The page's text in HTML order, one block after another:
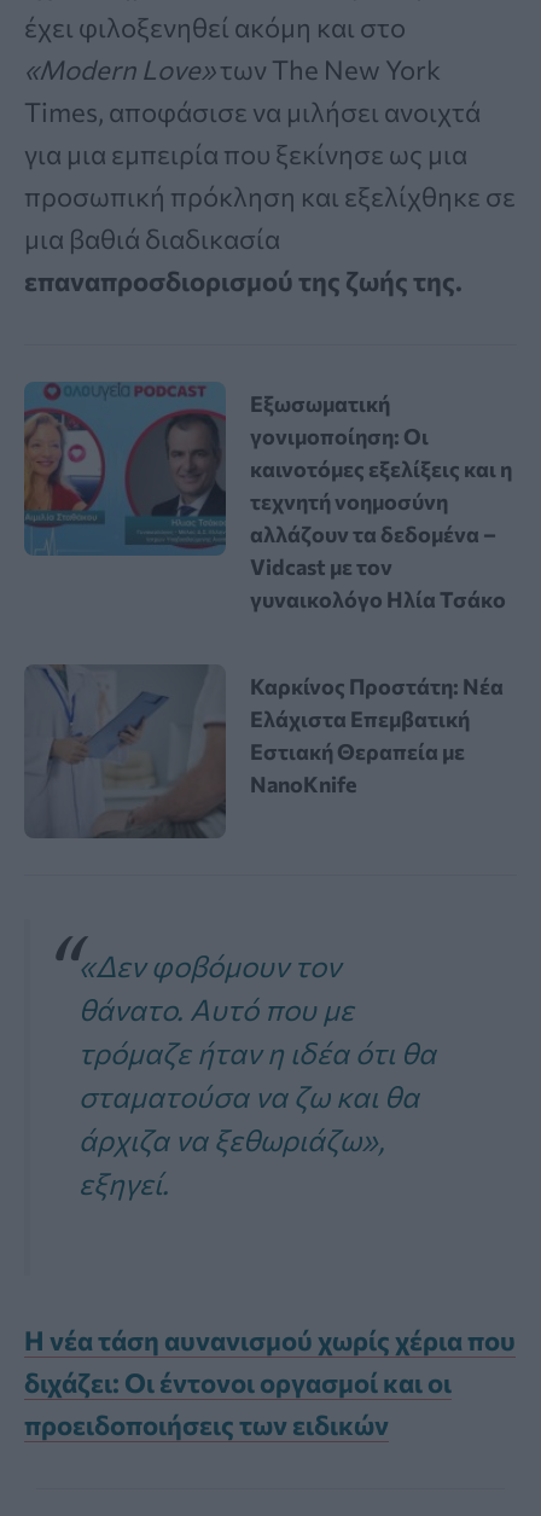
έχει φιλοξενηθεί ακόμη και στο
«Modern Love»των The New York
Times, αποφάσισε να μιλήσει ανοιχτά
για μια εμπειρία που ξεκίνησε ως μια
προσωπική πρόκληση και εξελίχθηκε σε
μια βαθιά διαδικασία
επαναπροσδιορισμού της ζωής της.
Εξωσωματική
γονιμοποίηση: Οι
καινοτόμες εξελίξεις και η
τεχνητή νοημοσύνη
αλλάζουν τα δεδομένα –
Vidcast με τον
γυναικολόγο Ηλία Τσάκο
Καρκίνος Προστάτη: Νέα
Ελάχιστα Επεμβατική
Εστιακή Θεραπεία με
NanoKnife
«Δεν φοβόμουν τον
θάνατο. Αυτό που με
τρόμαζε ήταν η ιδέα ότι θα
σταματούσα να ζω και θα
άρχιζα να ξεθωριάζω»,
εξηγεί.
Η νέα τάση αυνανισμού χωρίς χέρια που
διχάζει: Οι έντονοι οργασμοί και οι
προειδοποιήσεις των ειδικών